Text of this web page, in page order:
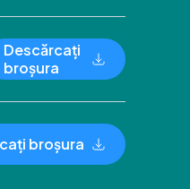
Descărcați
broșura
broșura